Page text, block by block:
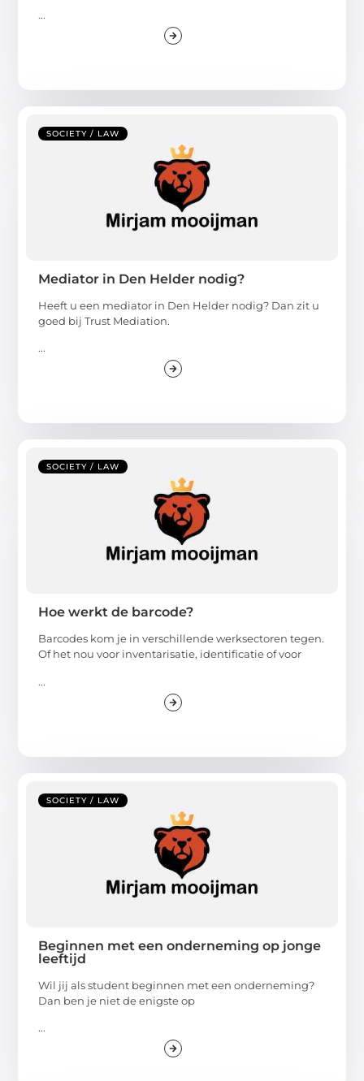
...
SOCIETY / LAW
Mediator in Den Helder nodig?
Heeft u een mediator in Den Helder nodig? Dan zit u
goed bij Trust Mediation.
...
SOCIETY / LAW
Hoe werkt de barcode?
Barcodes kom je in verschillende werksectoren tegen.
Of het nou voor inventarisatie, identificatie of voor
...
SOCIETY / LAW
Beginnen met een onderneming op jonge
leeftijd
Wil jij als student beginnen met een onderneming?
Dan ben je niet de enigste op
...